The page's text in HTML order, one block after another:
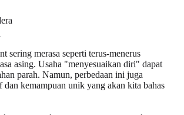
sering merasa seperti terus-menerus
asing. Usaha "menyesuaikan diri" dapat
parah. Namun, perbedaan ini juga
dan kemampuan unik yang akan kita bahas